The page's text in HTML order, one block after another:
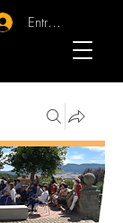
Entrar - Registro